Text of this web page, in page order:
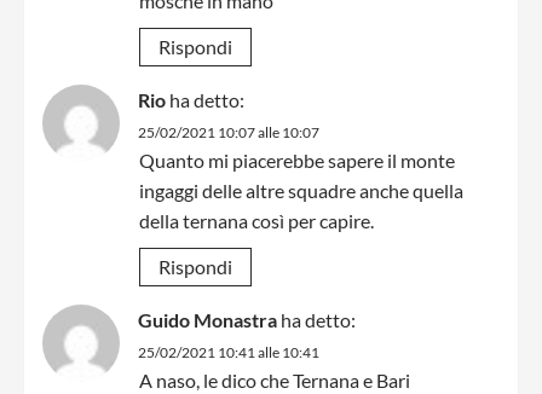
Rispondi
Rio ha detto:
25/02/2021 10:07 alle 10:07
Quanto mi piacerebbe sapere il monte
ingaggi delle altre squadre anche quella
della ternana così per capire.
Rispondi
Guido Monastra ha detto:
25/02/2021 10:41 alle 10:41
A naso, le dico che Ternana e Bari